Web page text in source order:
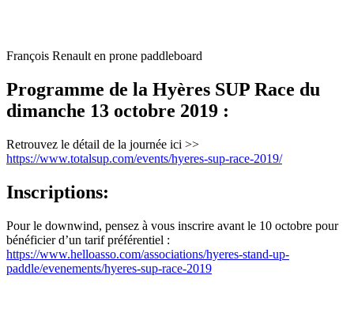
François Renault en prone paddleboard
Programme de la Hyères SUP Race du
dimanche 13 octobre 2019 :
Retrouvez le détail de la journée ici >>
https://www.totalsup.com/events/hyeres-sup-race-2019/
Inscriptions:
Pour le downwind, pensez à vous inscrire avant le 10 octobre pour
bénéficier d’un tarif préférentiel :
https://www.helloasso.com/associations/hyeres-stand-up-
paddle/evenements/hyeres-sup-race-2019